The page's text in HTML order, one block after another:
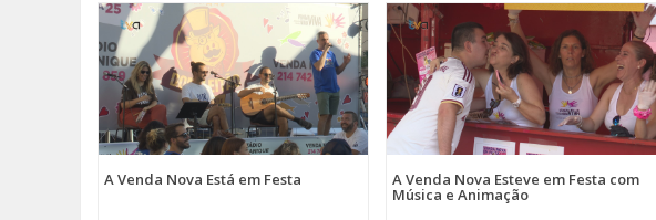
A Venda Nova Está em Festa A Venda Nova Esteve em Festa com
Música e Animação